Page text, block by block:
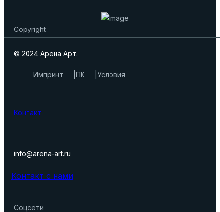
Copyright
© 2024 Арена Арт.
Импринт ПК Условия
Контакт
info@arena-art.ru
Контакт с нами
Соцсети